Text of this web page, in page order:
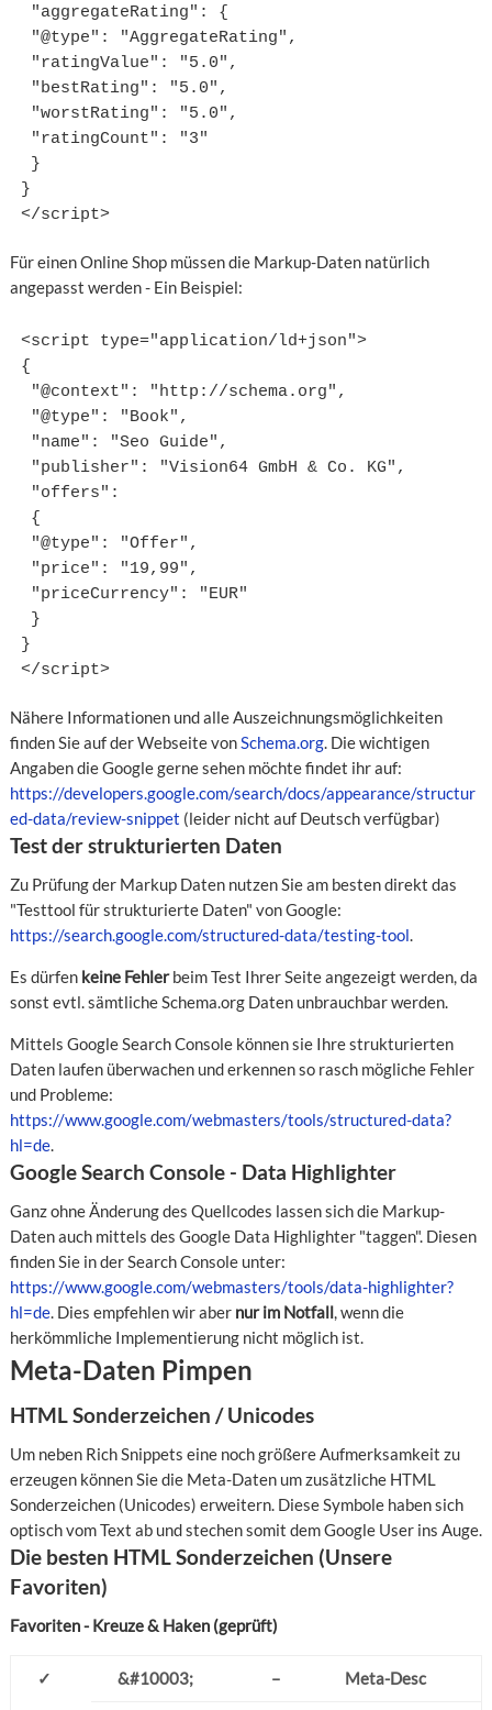
"aggregateRating": {
"@type": "AggregateRating",
"ratingValue": "5.0",
"bestRating": "5.0",
"worstRating": "5.0",
"ratingCount": "3"
}
}
</script>
Für einen Online Shop müssen die Markup-Daten natürlich
angepasst werden - Ein Beispiel:
<script type="application/ld+json">
{
"@context": "http://schema.org",
"@type": "Book",
"name": "Seo Guide",
"publisher": "Vision64 GmbH & Co. KG",
"offers":
{
"@type": "Offer",
"price": "19,99",
"priceCurrency": "EUR"
}
}
</script>
Nähere Informationen und alle Auszeichnungsmöglichkeiten
finden Sie auf der Webseite von Schema.org. Die wichtigen
Angaben die Google gerne sehen möchte findet ihr auf:
https://developers.google.com/search/docs/appearance/structur
ed-data/review-snippet (leider nicht auf Deutsch verfügbar)
Test der strukturierten Daten
Zu Prüfung der Markup Daten nutzen Sie am besten direkt das
"Testtool für strukturierte Daten" von Google:
https://search.google.com/structured-data/testing-tool
Es dürfen keine Fehlerbeim Test Ihrer Seite angezeigt werden, da
sonst evtl. sämtliche Schema.org Daten unbrauchbar werden.
Mittels Google Search Console können sie Ihre strukturierten
Daten laufen überwachen und erkennen so rasch mögliche Fehler
und Probleme:
https://www.google.com/webmasters/tools/structured-data?
hl=de.
Google Search Console - Data Highlighter
Ganz ohne Änderung des Quellcodes lassen sich die Markup-
Daten auch mittels des Google Data Highlighter "taggen". Diesen
finden Sie in der Search Console unter:
https://www.google.com/webmasters/tools/data-highlighter?
hl=de. Dies empfehlen wir aber nur im Notfall, wenn die
herkömmliche Implementierung nicht möglich ist.
Meta-Daten Pimpen
HTML Sonderzeichen / Unicodes
Um neben Rich Snippets eine noch größere Aufmerksamkeit zu
erzeugen können Sie die Meta-Daten um zusätzliche HTML
Sonderzeichen (Unicodes) erweitern. Diese Symbole haben sich
optisch vom Text ab und stechen somit dem Google User ins Auge.
Die besten HTML Sonderzeichen (Unsere
Favoriten)
Favoriten - Kreuze & Haken (geprüft)
✓ &#10003; – Meta-Desc